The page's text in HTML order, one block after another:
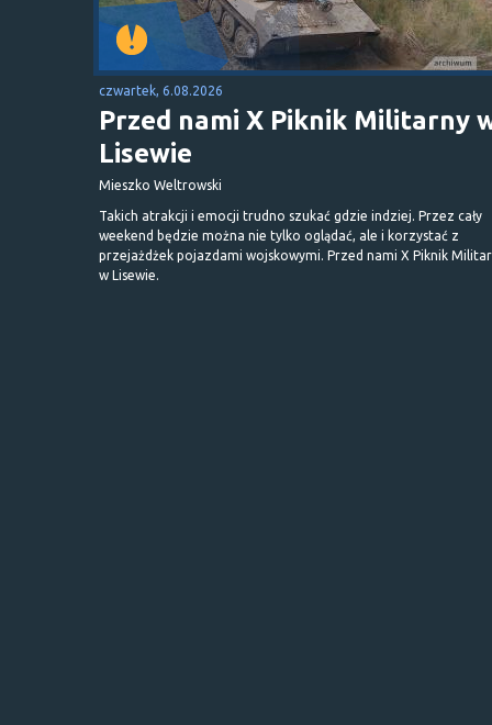
czwartek, 6.08.2026
Przed nami X Piknik Militarny
Lisewie
Mieszko Weltrowski
Takich atrakcji i emocji trudno szukać gdzie indziej. Przez cały
weekend będzie można nie tylko oglądać, ale i korzystać z
przejażdżek pojazdami wojskowymi. Przed nami X Piknik
w Lisewie.